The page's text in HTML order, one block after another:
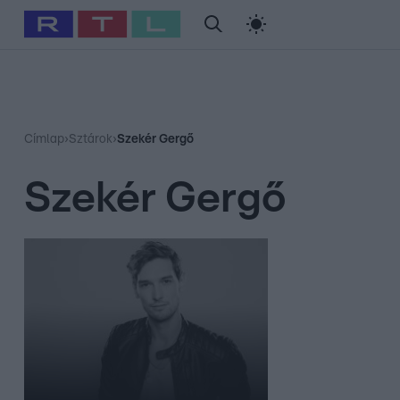
Babits Marcella Szellő István Most Wanted
Címlap›Sztárok›Szekér Gergő
Szekér Gergő